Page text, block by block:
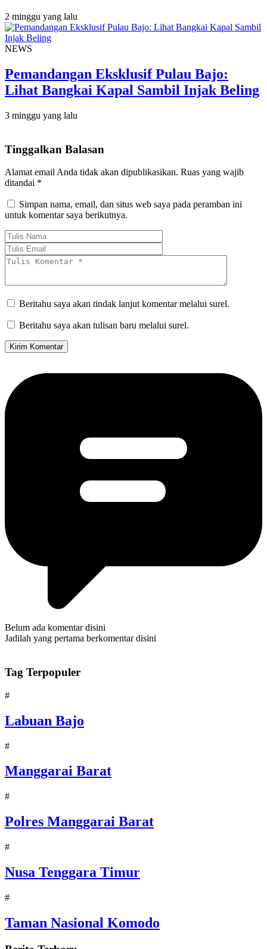
2 minggu yang lalu
NEWS
Pemandangan Eksklusif Pulau Bajo:
Lihat Bangkai Kapal Sambil Injak Beling
3 minggu yang lalu
Tinggalkan Balasan
Alamat email Anda tidak akan dipublikasikan. Ruas yang wajib
ditandai *
Simpan nama, email, dan situs web saya pada peramban ini
untuk komentar saya berikutnya.
Beritahu saya akan tindak lanjut komentar melalui surel.
Beritahu saya akan tulisan baru melalui surel.
Belum ada komentar disini
Jadilah yang pertama berkomentar disini
Tag Terpopuler
#
Labuan Bajo
#
Manggarai Barat
#
Polres Manggarai Barat
#
Nusa Tenggara Timur
#
Taman Nasional Komodo